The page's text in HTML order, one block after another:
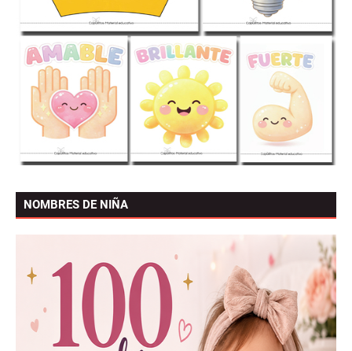
NOMBRES DE NIÑA